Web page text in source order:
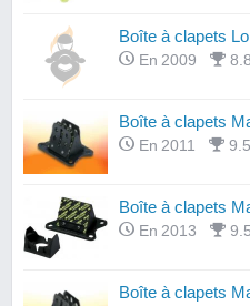
Boîte à clapets
En 2009 8.8
Boîte à clapets
En 2011 9.5
Boîte à clapets
En 2013 9.5
Boîte à clapets